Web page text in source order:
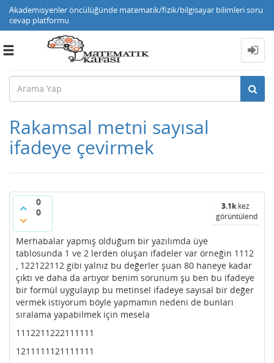
Akademisyenler öncülüğünde matematik/fizik/bilgisayar bilimleri soru
cevap platformu
Toggle
Rakamsal metni sayısal
ifadeye çevirmek
0
0
3.1kkez
görüntülendi
Merhabalar yapmış olduğum bir yazılımda üye
tablosunda 1 ve 2 lerden oluşan ifadeler var örneğin 1112
, 122122112 gibi yalnız bu değerler şuan 80 haneye kadar
çıktı ve daha da artıyor benim sorunum şu ben bu ifadeye
bir formül uygulayıp bu metinsel ifadeye sayısal bir değer
vermek istiyorum böyle yapmamın nedeni de bunları
sıralama yapabilmek için mesela
1112211222111111
1211111121111111